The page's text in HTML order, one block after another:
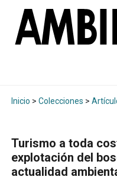
Inicio > Colecciones >
Turismo a toda
explotación del
actualidad